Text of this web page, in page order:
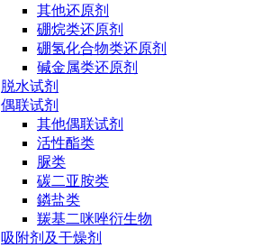
其他还原剂
硼烷类还原剂
硼氢化合物类还原剂
碱金属类还原剂
脱水试剂
偶联试剂
其他偶联试剂
活性酯类
脲类
碳二亚胺类
鏻盐类
羰基二咪唑衍生物
吸附剂及干燥剂